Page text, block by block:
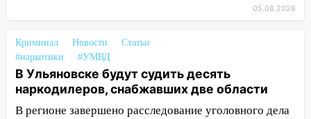
09:39 В Ульяновске будут судить десять
наркодилеров, снабжавших две области
09:25 Вынесли приговор дебоширам,
избившим мужчину в трамвае
05.08.2026
Криминал Новости
Статьи
#наркотики
#УМВД
В Ульяновске будут судить десять
наркодилеров, снабжавших две области
В регионе завершено расследование уголовного дела